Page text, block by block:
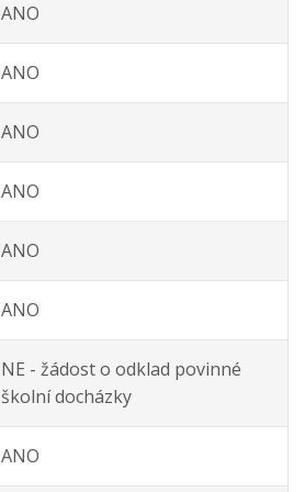
ANO
ANO
ANO
ANO
ANO
ANO
NE - žádost o odklad povinné
školní docházky
ANO